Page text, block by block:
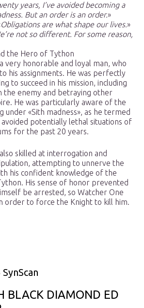
years, I’ve avoided becoming a
But an order is an order.»
Obligations are what shape our lives.»
not so different. For some reason,
the Hero of Tython
very honorable and loyal man, who
his assignments. He was perfectly
to succeed in his mission, including
the enemy and betraying other
He was particularly aware of the
under «Sith madness», as he termed
avoided potentially lethal situations of
for the past 20 years.
skilled at interrogation and
attempting to unnerve the
his confident knowledge of the
His sense of honor prevented
be arrested, so Watcher One
order to force the Knight to kill him.
BLACK DIAMOND ED